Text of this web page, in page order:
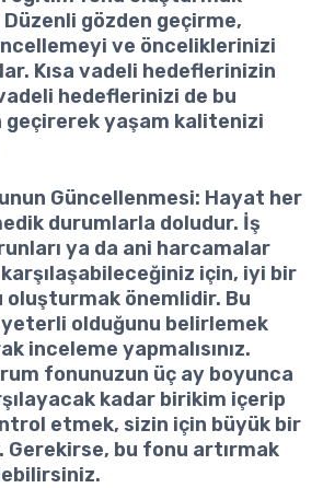
gözden geçirme,
ve önceliklerinizi
Kısa vadeli hedeflerinizin
hedeflerinizi de bu
geçirerek yaşam kalitenizi
Güncellenmesi: Hayat her
durumlarla doludur. İş
ya da ani harcamalar
için, iyi bir
önemlidir. Bu
olduğunu belirlemek
inceleme yapmalısınız.
fonunuzun üç ay boyunca
kadar birikim içerip
etmek, sizin için büyük bir
Gerekirse, bu fonu artırmak